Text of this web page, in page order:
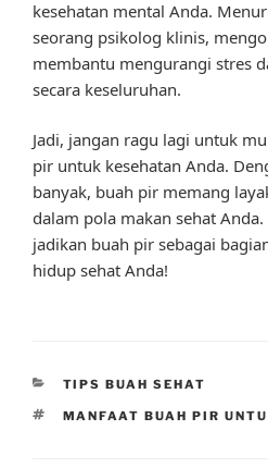
kesehatan mental Anda.
seorang psikolog klinis,
membantu mengurangi stres
secara keseluruhan.
Jadi, jangan ragu lagi untuk
pir untuk kesehatan Anda.
banyak, buah pir memang
dalam pola makan sehat
jadikan buah pir sebagai
hidup sehat Anda!
CATEGORIES
TIPS BUAH SEHAT
TAGS
MANFAAT BUAH PIR